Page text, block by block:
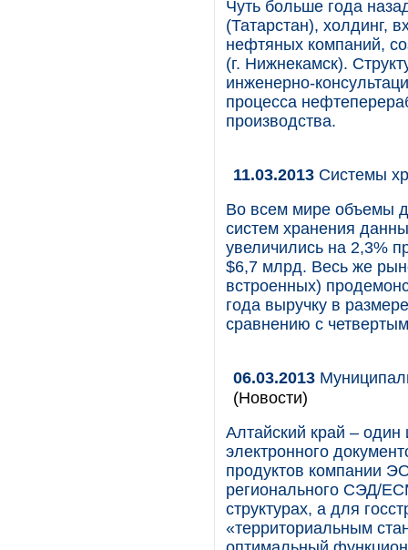
Чуть больше года
(Татарстан), холдинг,
нефтяных компаний,
(г. Нижнекамск).
инженерно-
процесса
производства.
11.03.2013 Системы
Во всем мире объемы
систем хранения
увеличились на 2,3%
$6,7 млрд. Весь же
встроенных)
года выручку в
сравнению с
06.03.2013
(Новости)
Алтайский край – один
электронного
продуктов компании
регионального СЭД/
структурах, а для
«территориальным